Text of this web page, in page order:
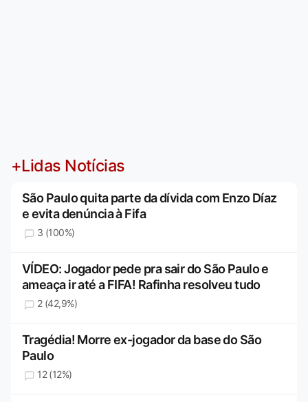
+Lidas Notícias
São Paulo quita parte da dívida com Enzo Díaz
e evita denúncia à Fifa
3 (100%)
VÍDEO: Jogador pede pra sair do São Paulo e
ameaça ir até a FIFA! Rafinha resolveu tudo
2 (42,9%)
Tragédia! Morre ex-jogador da base do São
Paulo
12 (12%)